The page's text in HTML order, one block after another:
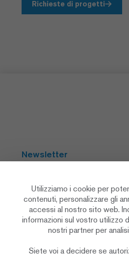
Richieste di progetti
Newsletter
Social Media
Utilizziamo i cookie per
contenuti, personalizzare gli
accessi al nostro sito web.
informazioni sul vostro utilizzo
nostri partner per
Siete voi a decidere se